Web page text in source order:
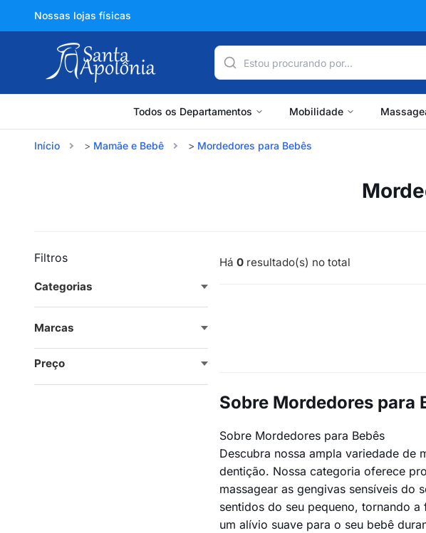
Nossas lojas físicas
Todos os Departamentos Mobilidade
Início Mamãe e Bebê Mordedores para Bebês
Filtros
Preço
Categorias
Marcas
Há 0resultado(s) no total
Sobre Mordedores para
Sobre Mordedores para Bebês
Descubra nossa ampla variedade
dentição. Nossa categoria oferece
massagear as gengivas sensíveis do
sentidos do seu pequeno, tornando
um alívio suave para o seu bebê